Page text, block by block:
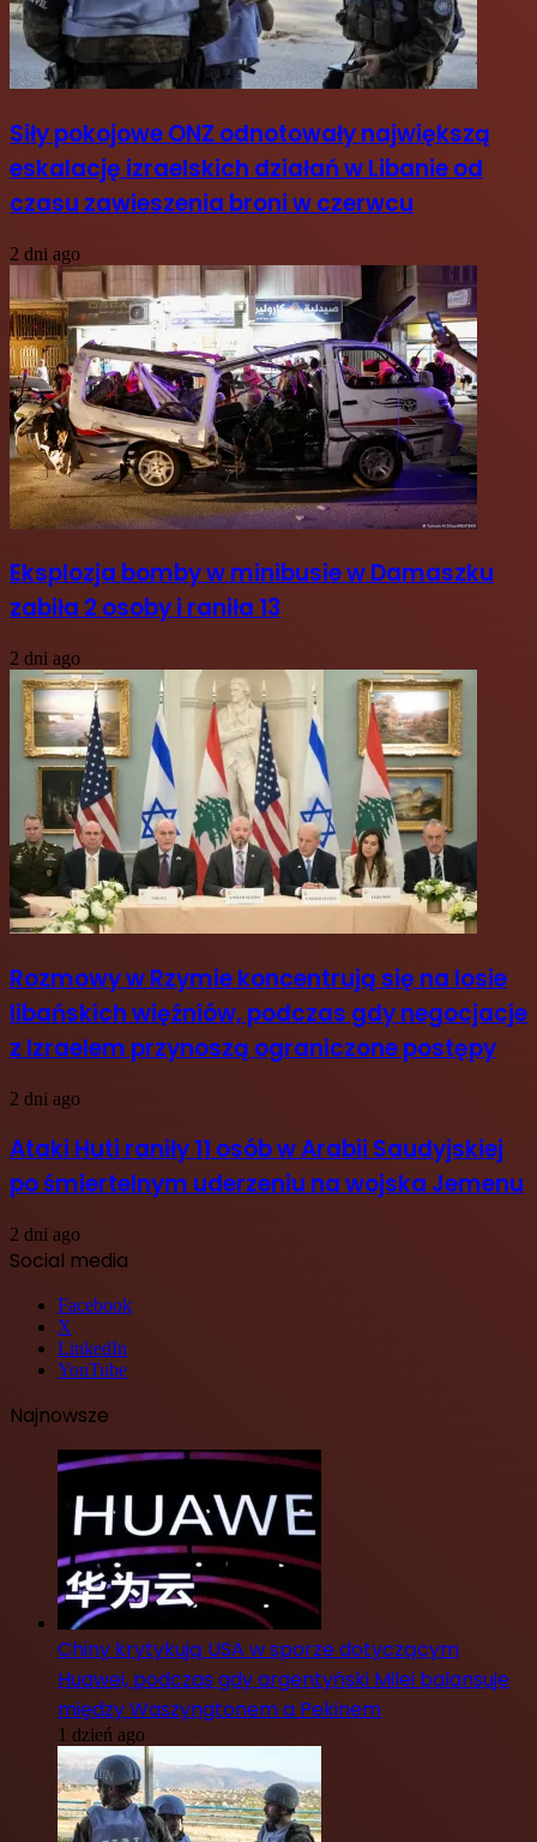
Siły pokojowe ONZ odnotowały największą
eskalację izraelskich działań w Libanie od
czasu zawieszenia broni w czerwcu
2 dni ago
Eksplozja bomby w minibusie w Damaszku
zabiła 2 osoby i raniła 13
2 dni ago
Rozmowy w Rzymie koncentrują się na losie
libańskich więźniów, podczas gdy negocjacje
z Izraelem przynoszą ograniczone postępy
2 dni ago
Ataki Huti raniły 11 osób w Arabii Saudyjskiej
po śmiertelnym uderzeniu na wojska Jemenu
2 dni ago
Social media
Facebook
X
LinkedIn
YouTube
Najnowsze
Chiny krytykują USA w sporze dotyczącym
Huawei, podczas gdy argentyński Milei balansuje
między Waszyngtonem a Pekinem
1 dzień ago